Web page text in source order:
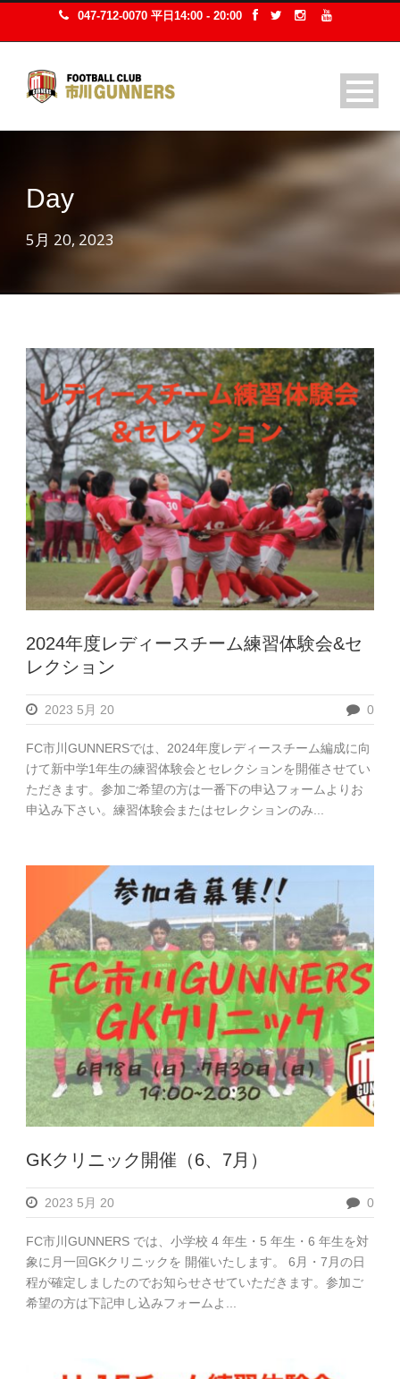
047-712-0070 平日14:00 - 20:00
Day
5月 20, 2023
2024年度レディースチーム練習体験会&セ
レクション
2023 5月 20 0
FC市川GUNNERSでは、2024年度レディースチーム編成に向
けて新中学1年生の練習体験会とセレクションを開催させてい
ただきます。参加ご希望の方は一番下の申込フォームよりお
申込み下さい。練習体験会またはセレクションのみ...
GKクリニック開催（6、7月）
2023 5月 20 0
FC市川GUNNERS では、小学校 4 年生・5 年生・6 年生を対
象に月一回GKクリニックを 開催いたします。 6月・7月の日
程が確定しましたのでお知らせさせていただきます。参加ご
希望の方は下記申し込みフォームよ...